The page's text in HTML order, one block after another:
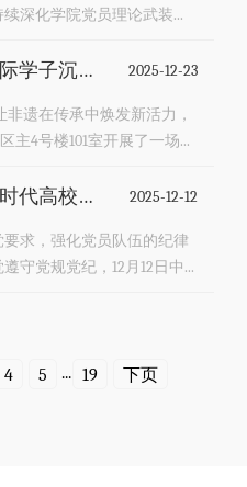
深化学院党员理论武装...
执木版，印吉祥｜国际学子沉浸式体验漳州木版年画非遗技艺 2025-12-23
遗在传承中焕发新活力，
主4号楼101室开展了一场...
严守纪律规矩，做新时代高校人——国际学院举行二级党校专题讲座 2025-12-12
求，强化党员队伍的纪律
守党规党纪，12月12日中...
4 5 ... 19 下页